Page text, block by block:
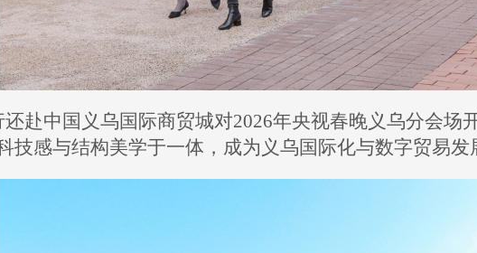
赴中国义乌国际商贸城对2026年央视春晚义乌分会场
技感与结构美学于一体，成为义乌国际化与数字贸易发